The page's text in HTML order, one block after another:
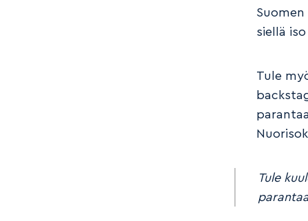
siellä
Tule
Tule